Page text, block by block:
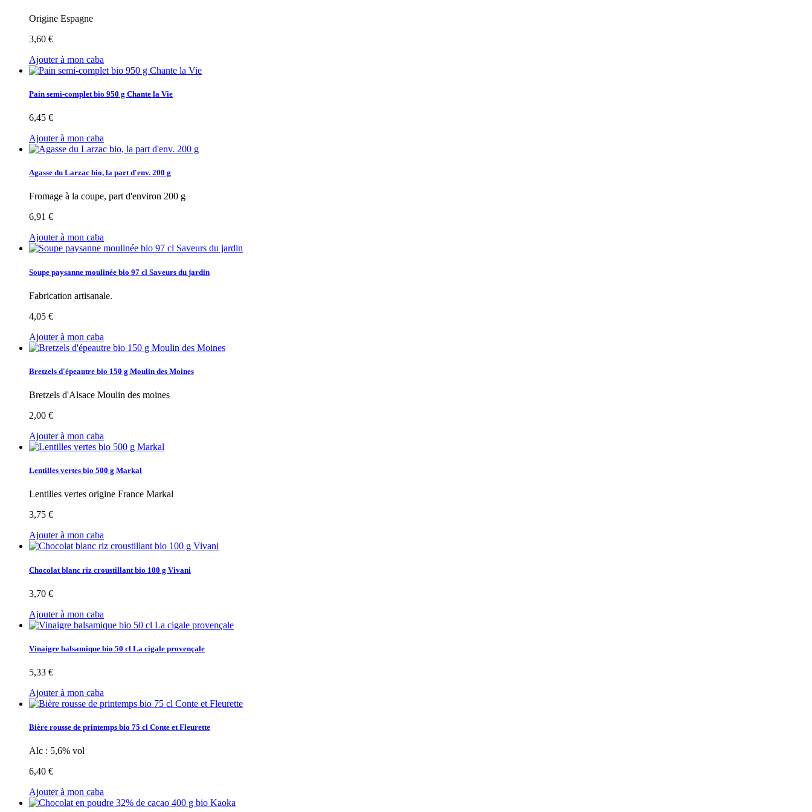
Origine Espagne
3,60 €
Ajouter à mon caba
Pain semi-complet bio 950 g Chante la Vie
6,45 €
Ajouter à mon caba
Agasse du Larzac bio, la part d'env. 200 g
Fromage à la coupe, part d'environ 200 g
6,91 €
Ajouter à mon caba
Soupe paysanne moulinée bio 97 cl Saveurs du jardin
Fabrication artisanale.
4,05 €
Ajouter à mon caba
Bretzels d'épeautre bio 150 g Moulin des Moines
Bretzels d'Alsace Moulin des moines
2,00 €
Ajouter à mon caba
Lentilles vertes bio 500 g Markal
Lentilles vertes origine France Markal
3,75 €
Ajouter à mon caba
Chocolat blanc riz croustillant bio 100 g Vivani
3,70 €
Ajouter à mon caba
Vinaigre balsamique bio 50 cl La cigale provençale
5,33 €
Ajouter à mon caba
Bière rousse de printemps bio 75 cl Conte et Fleurette
Alc : 5,6% vol
6,40 €
Ajouter à mon caba